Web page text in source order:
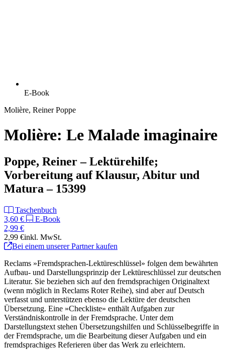
E-Book
Molière, Reiner Poppe
Molière: Le Malade imaginaire
Poppe, Reiner – Lektürehilfe;
Vorbereitung auf Klausur, Abitur und
Matura – 15399
Taschenbuch
3,60 €
E-Book
2,99 €
2,99 €inkl. MwSt.
Bei einem unserer Partner kaufen
Reclams »Fremdsprachen-Lektüreschlüssel» folgen dem bewährten
Aufbau- und Darstellungsprinzip der Lektüreschlüssel zur deutschen
Literatur. Sie beziehen sich auf den fremdsprachigen Originaltext
(wenn möglich in Reclams Roter Reihe), sind aber auf Deutsch
verfasst und unterstützen ebenso die Lektüre der deutschen
Übersetzung. Eine »Checkliste» enthält Aufgaben zur
Verständniskontrolle in der Fremdsprache. Unter dem
Darstellungstext stehen Übersetzungshilfen und Schlüsselbegriffe in
der Fremdsprache, um die Bearbeitung dieser Aufgaben und ein
fremdsprachiges Referieren über das Werk zu erleichtern.